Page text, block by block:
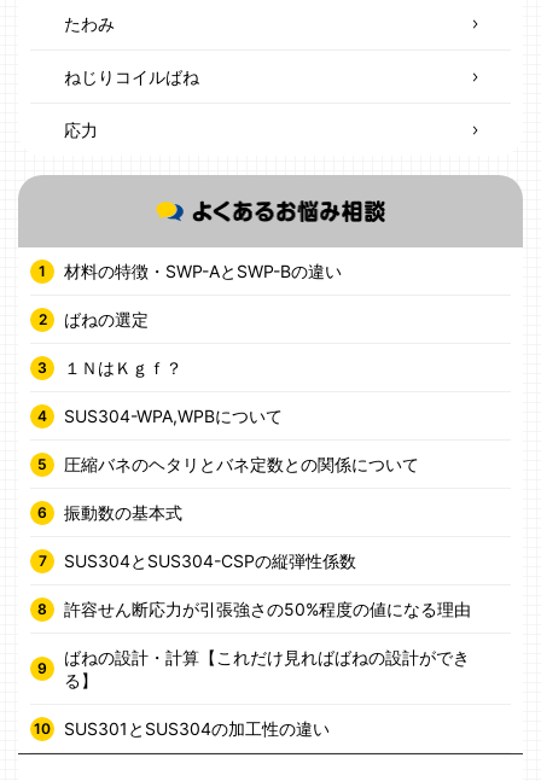
たわみ
ねじりコイルばね
応力
材料の特徴・SWP-AとSWP-Bの違い
ばねの選定
１ＮはＫｇｆ？
SUS304-WPA,WPBについて
圧縮バネのヘタリとバネ定数との関係について
振動数の基本式
SUS304とSUS304-CSPの縦弾性係数
許容せん断応力が引張強さの50%程度の値になる理由
ばねの設計・計算【これだけ見ればばねの設計ができ
る】
SUS301とSUS304の加工性の違い